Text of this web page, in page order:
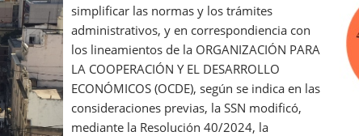
simplificar las normas y los trámites
administrativos, y en correspondiencia con
los lineamientos de la ORGANIZACIÓN PARA
LA COOPERACIÓN Y EL DESARROLLO
ECONÓMICOS (OCDE), según se indica en las
consideraciones previas, la SSN modificó,
mediante la Resolución 40/2024, la